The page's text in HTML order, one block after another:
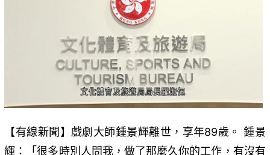
【有線新聞】戲劇大師鍾景輝離世，享年89歲。 鍾景
輝：「很多時別人問我，做了那麼久你的工作，有沒有